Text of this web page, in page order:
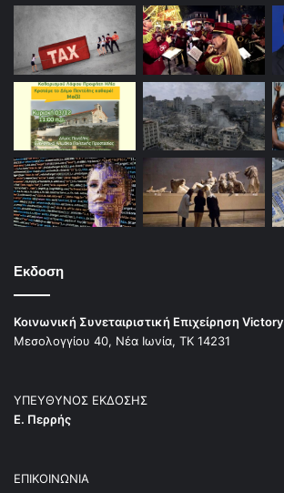
Εκδοση
Κοινωνική Συνεταιριστική Επιχείρηση Victory
Μεσολογγίου 40, Νέα Ιωνία, ΤΚ 14231
ΥΠΕΥΘΥΝΟΣ ΕΚΔΟΣΗΣ
Ε. Περρής
ΕΠΙΚΟΙΝΩΝΙΑ